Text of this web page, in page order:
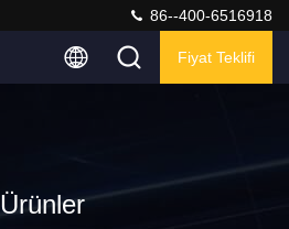
86--400-6516918
Fiyat Teklifi
Ürünler